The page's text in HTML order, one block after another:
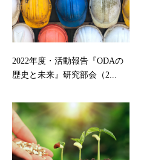
2022年度・活動報告『ODAの
歴史と未来』研究部会（2...